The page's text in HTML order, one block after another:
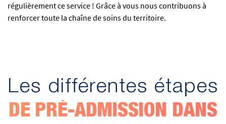
régulièrement ce service ! Grâce à vous nous contribuons à
renforcer toute la chaîne de soins du territoire.
Les différentes étapes
DE PRÉ-ADMISSION DANS